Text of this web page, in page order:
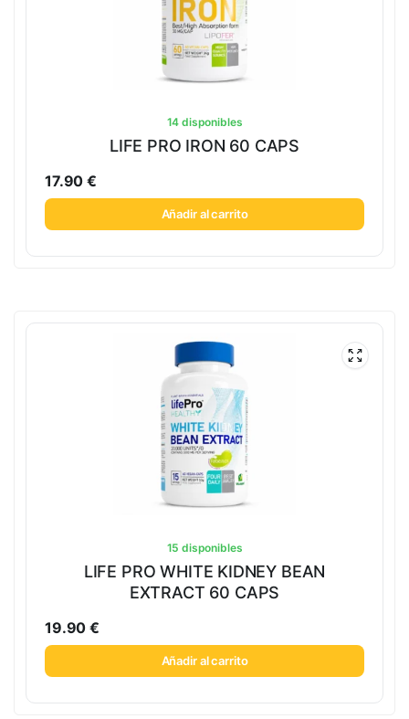
14 disponibles
LIFE PRO IRON 60 CAPS
17.90€
Añadir al carrito
15 disponibles
LIFE PRO WHITE KIDNEY BEAN
EXTRACT 60 CAPS
19.90€
Añadir al carrito